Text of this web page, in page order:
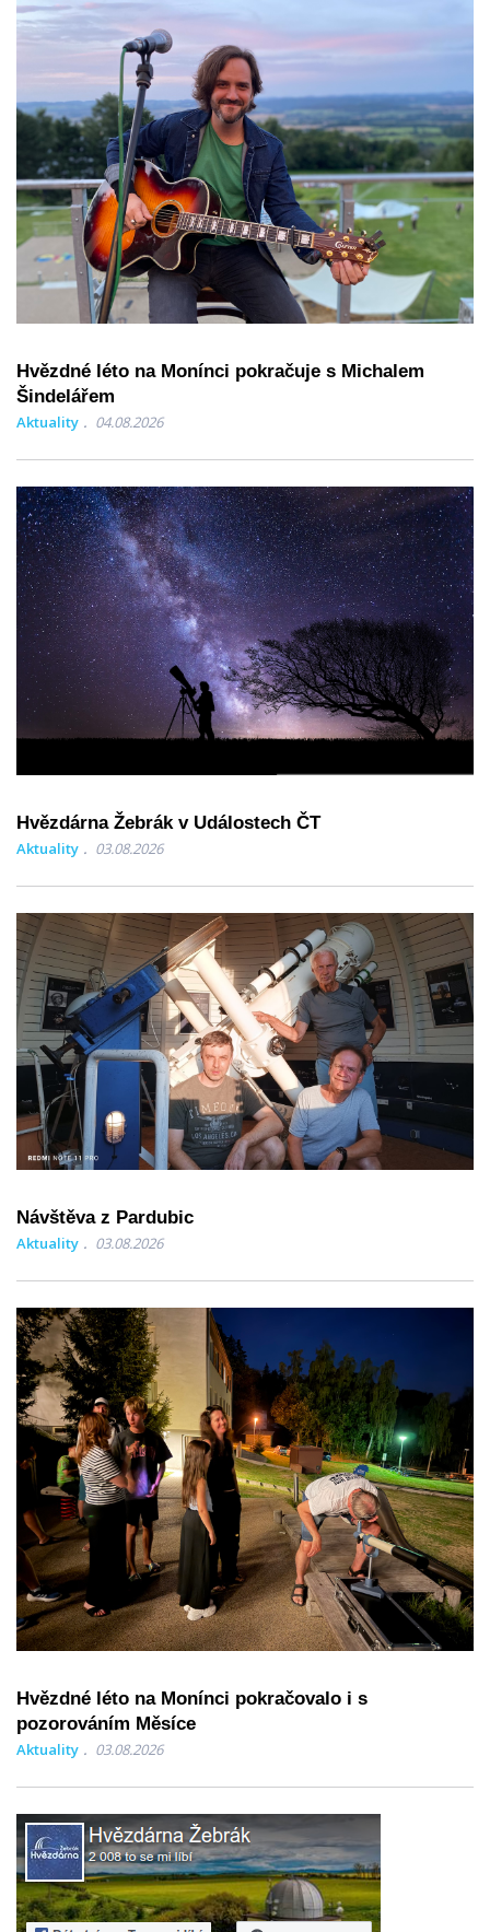
Hvězdné léto na Monínci pokračuje s Michalem
Šindelářem
Aktuality 04.08.2026
Hvězdárna Žebrák v Událostech ČT
Aktuality 03.08.2026
Návštěva z Pardubic
Aktuality 03.08.2026
Hvězdné léto na Monínci pokračovalo i s
pozorováním Měsíce
Aktuality 03.08.2026